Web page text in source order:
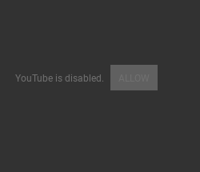
YouTube is disabled.